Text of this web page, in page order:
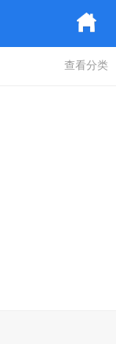
查看分类